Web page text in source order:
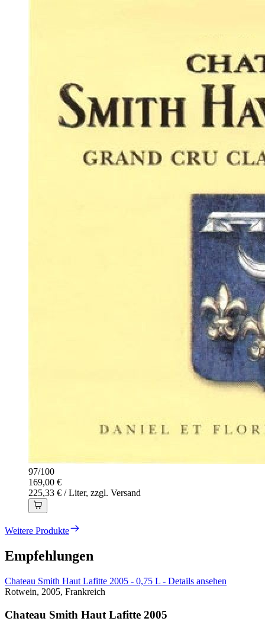
97/100
169,00 €
225,33 € / Liter, zzgl. Versand
Weitere Produkte
Empfehlungen
Chateau Smith Haut Lafitte 2005 - 0,75 L - Details ansehen
Rotwein, 2005, Frankreich
Chateau Smith Haut Lafitte 2005